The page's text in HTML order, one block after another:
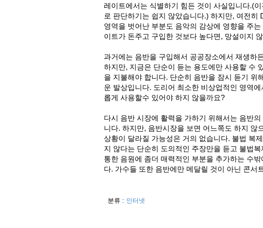
레이트에서는 식별하기 힘든 것이 사실입니다.(
로 판단하기는 쉽지 않았습니다.) 하지만, 여전
영역을 벗어난 부분도 음악의 감상에 영향을 주
이트가 돈주고 구입한 것보다 높다면, 망설이지
과거에는 음반을 구입해서 공공장소에서 재생하
하지만, 지금은 단순이 듣는 용도에만 사용할 수
을 지불해야 합니다. 단순히 음반을 잠시 듣기 위
운 발상입니다. 도리어 최소한 비상업적인 영역
롭게 사용할수 있어야 하지 않을까요?
다시 음반 시장에 활력을 가하기 위해서는 음반
니다. 하지만, 음반시장을 보면 어느쪽도 하지 않
상황이 달라질 가능성은 거의 없습니다. 불법 복
지 않다는 단순히 도의적인 주장만을 듣고 불법
통한 음원에 좀더 매력적인 부분을 추가하는 수
다. 가수들 또한 음반에만 메달릴 것이 아닌 콘서
분류 : 인터넷